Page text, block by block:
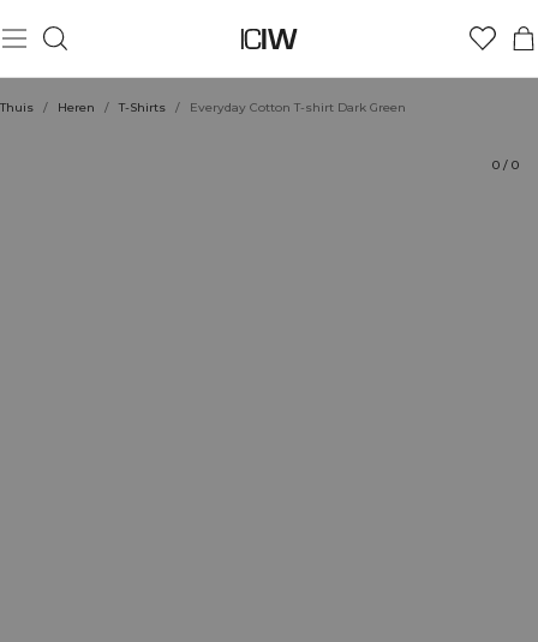
Thuis / Heren / T-Shirts / Everyday Cotton T-shirt Dark Green
0 / 0